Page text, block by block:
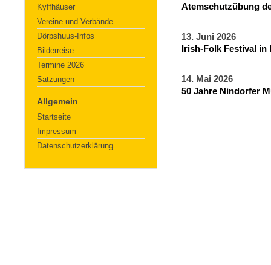
Kyffhäuser
Vereine und Verbände
Dörpshuus-Infos
Bilderreise
Termine 2026
Satzungen
Allgemein
Startseite
Impressum
Datenschutzerklärung
Atemschutzübung
13. Juni 2026
Irish-Folk Festival in
14. Mai 2026
50 Jahre Nindorfer